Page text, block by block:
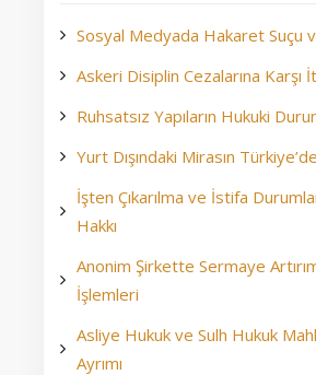
Sosyal Medyada Hakaret Suçu
Askeri Disiplin Cezalarına Karşı
Ruhsatsız Yapıların Hukuki
Yurt Dışındaki Mirasın
İşten Çıkarılma ve İstifa
Hakkı
Anonim Şirkette Sermaye
İşlemleri
Asliye Hukuk ve Sulh Hukuk
Ayrımı